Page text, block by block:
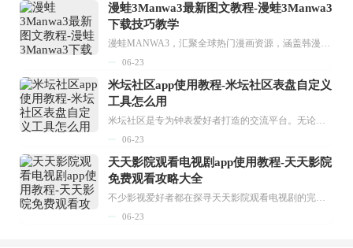
漫蛙3Manwa3最新图文教程-漫蛙3Manwa3
下载技巧教学
漫蛙MANWA3，汇聚全球热门漫画资源，涵盖韩漫、欧美漫画、国漫等多种类型，题材丰富多样，全方位满足用户阅读喜好。它不仅是阅读平台，更是创作平台，为广大用户打造零门槛创作环境。...
06-23
米坛社区app使用教程-米坛社区表盘自定义
工具怎么用
米坛社区是专为钟表爱好者打造的交流平台。无论你是初涉钟表领域的普通爱好者，还是拥有多年收藏经验的资深玩家，都能在此找到属于自己的天地。 无需注册，就能轻松参与其中。通过专业的讨论论坛与丰富的交互功能，你可与世界各地的钟表爱好者畅快交流。若你钟情于钟表，米坛社区无疑是值得一试的理想之选。在这里，你能获取最新的手表资讯，交流见解，提升鉴赏品味，让每一块手表都成为收藏故事中重要的一部分。感兴趣的朋友，不要错过下载机会。...
06-23
天天影院观看电视剧app使用教程-天天影院
免费观看攻略大全
不少影视爱好者都在探寻天天影院观看电视剧的完整方法，结合最新平台使用规则，本篇新手入门攻略全面讲解观看渠道、检索流程、播放设置以及画面模式调整等实用内容。全文适配手机、电脑等主流设备，步骤简洁易懂，无论是初次使用的新手，还是想要优化观影体验的用户，都能参照内容快速上手，熟练掌握平台各项操作技巧，轻松畅享影视内容。...
06-23